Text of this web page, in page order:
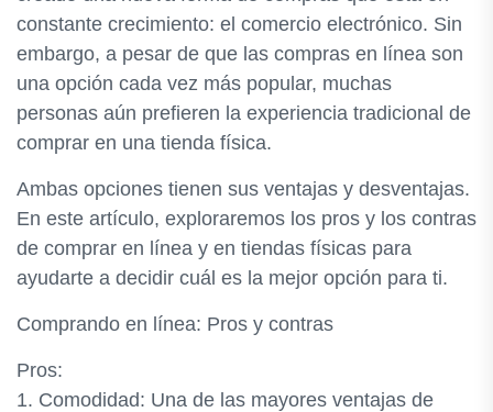
constante crecimiento: el comercio electrónico. Sin
embargo, a pesar de que las compras en línea son
una opción cada vez más popular, muchas
personas aún prefieren la experiencia tradicional de
comprar en una tienda física.
Ambas opciones tienen sus ventajas y desventajas.
En este artículo, exploraremos los pros y los contras
de comprar en línea y en tiendas físicas para
ayudarte a decidir cuál es la mejor opción para ti.
Comprando en línea: Pros y contras
Pros:
1. Comodidad: Una de las mayores ventajas de